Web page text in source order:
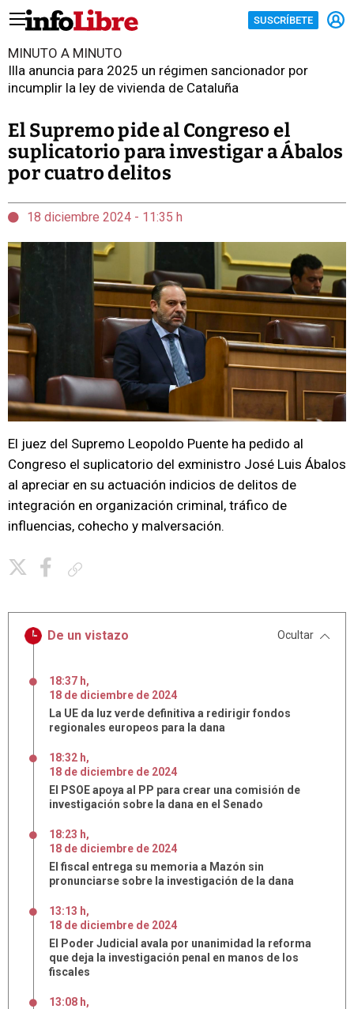
SUSCRÍBETE
MINUTO A MINUTO
Illa anuncia para 2025 un régimen sancionador por
incumplir la ley de vivienda de Cataluña
El Supremo pide al Congreso el
suplicatorio para investigar a Ábalos
por cuatro delitos
18 diciembre 2024 - 11:35 h
El juez del Supremo Leopoldo Puente ha pedido al
Congreso el suplicatorio del exministro José Luis Ábalos
al apreciar en su actuación indicios de delitos de
integración en organización criminal, tráfico de
influencias, cohecho y malversación.
De un vistazo Ocultar
18:37 h,
18 de diciembre de 2024
La UE da luz verde definitiva a redirigir fondos
regionales europeos para la dana
18:32 h,
18 de diciembre de 2024
El PSOE apoya al PP para crear una comisión de
investigación sobre la dana en el Senado
18:23 h,
18 de diciembre de 2024
El fiscal entrega su memoria a Mazón sin
pronunciarse sobre la investigación de la dana
13:13 h,
18 de diciembre de 2024
El Poder Judicial avala por unanimidad la reforma
que deja la investigación penal en manos de los
fiscales
13:08 h,